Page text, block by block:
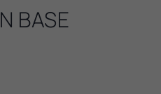
BASE